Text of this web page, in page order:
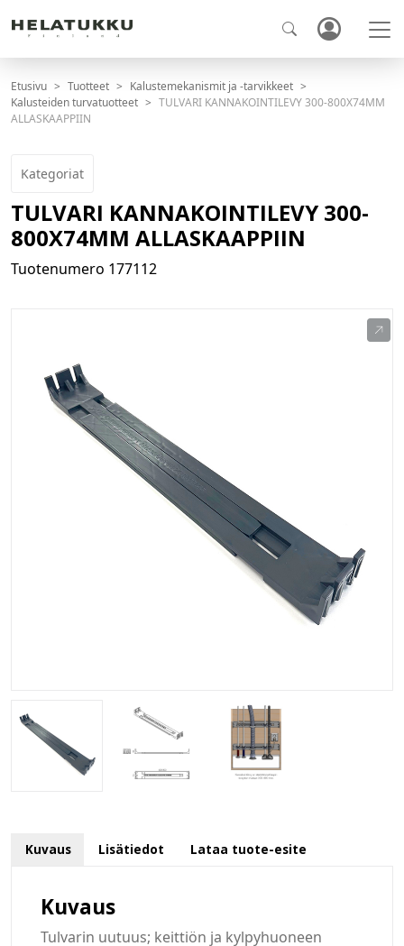
Etusivu Tuotteet
Kalustemekanismit ja -tarvikkeet
Kalusteiden turvatuotteet
TULVARI KANNAKOINTILEVY 300-800X74MM
ALLASKAAPPIIN
Kategoriat
TULVARI KANNAKOINTILEVY 300-
800X74MM ALLASKAAPPIIN
Tuotenumero 177112
Kuvaus Lisätiedot Lataa tuote-esite
Kuvaus
Tulvarin uutuus; keittiön ja kylpyhuoneen